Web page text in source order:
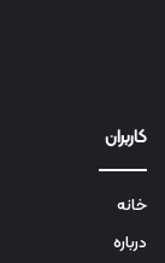
کاربران
خانه
درباره